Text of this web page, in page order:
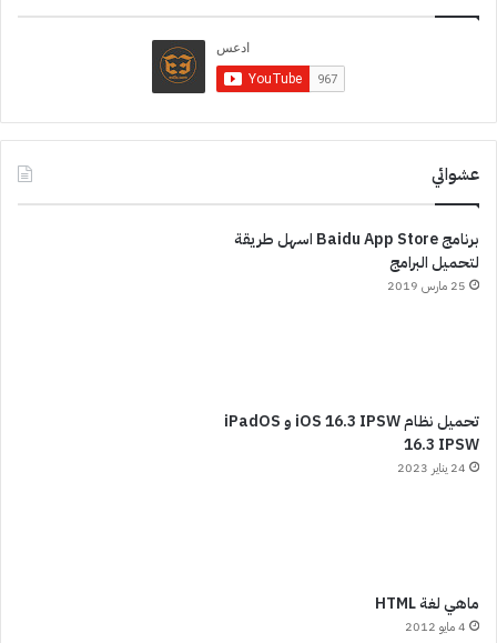
عشوائي
برنامج Baidu App Store اسهل طريقة
لتحميل البرامج
25 مارس 2019
تحميل نظام iOS 16.3 IPSW و iPadOS
16.3 IPSW
24 يناير 2023
ماهي لغة HTML
4 مايو 2012